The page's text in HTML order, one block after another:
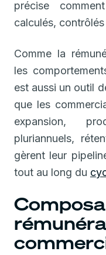
précise
calculés,
Comme la
les
est aussi un outil
que les
expansion,
pluriannuels,
gèrent leur
tout au long du